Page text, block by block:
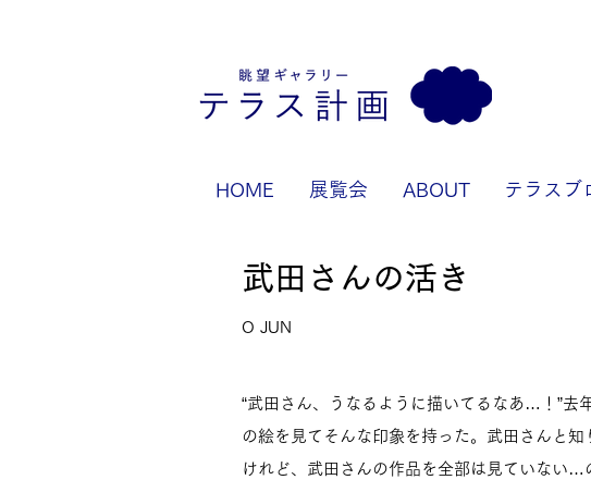
HOME 展覧会 ABOUT テラスブ
武田さんの活き
O JUN
“武田さん、うなるように描いてるなあ…！”去
の絵を見てそんな印象を持った。武田さんと
けれど、武田さんの作品を全部は見ていない…